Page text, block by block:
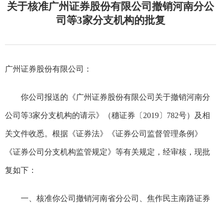
关于核准广州证券股份有限公司撤销河南分公
司等3家分支机构的批复
广州证券股份有限公司：
你公司报送的《广州证券股份有限公司关于撤销河南分
公司等3家分支机构的请示》（穗证券〔2019〕 782号）及相
关文件收悉。根据《证券法》《证券公司监督管理条例》
《证券公司分支机构监管规定》等有关规定，经审核，现批
复如下：
一、核准你公司撤销河南省分公司、焦作民主南路证券